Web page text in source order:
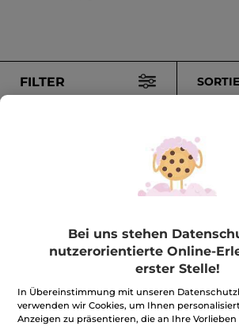
FILTER
sindpflanzlich
Bei uns stehen
nutzerorientierte Online-
erster Stelle!
In Übereinstimmung mit unseren
verwenden wir Cookies, um Ihnen
Anzeigen zu präsentieren, die an Ihre